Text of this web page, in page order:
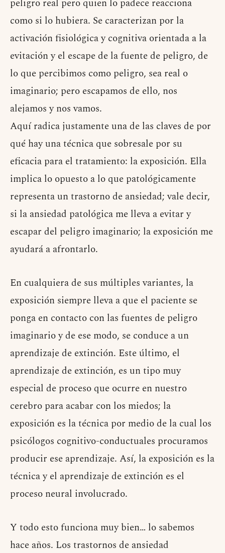
peligro real pero quien lo padece reacciona
como si lo hubiera. Se caracterizan por la
activación fisiológica y cognitiva orientada a la
evitación y el escape de la fuente de peligro, de
lo que percibimos como peligro, sea real o
imaginario; pero escapamos de ello, nos
alejamos y nos vamos.
Aquí radica justamente una de las claves de por
qué hay una técnica que sobresale por su
eficacia para el tratamiento: la exposición. Ella
implica lo opuesto a lo que patológicamente
representa un trastorno de ansiedad; vale decir,
si la ansiedad patológica me lleva a evitar y
escapar del peligro imaginario; la exposición me
ayudará a afrontarlo.
En cualquiera de sus múltiples variantes, la
exposición siempre lleva a que el paciente se
ponga en contacto con las fuentes de peligro
imaginario y de ese modo, se conduce a un
aprendizaje de extinción. Este último, el
aprendizaje de extinción, es un tipo muy
especial de proceso que ocurre en nuestro
cerebro para acabar con los miedos; la
exposición es la técnica por medio de la cual los
psicólogos cognitivo-conductuales procuramos
producir ese aprendizaje. Así, la exposición es la
técnica y el aprendizaje de extinción es el
proceso neural involucrado.
Y todo esto funciona muy bien… lo sabemos
hace años. Los trastornos de ansiedad